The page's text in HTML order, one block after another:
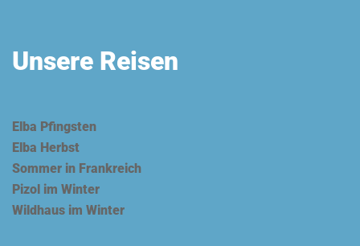
Unsere Reisen
Elba Pfingsten
Elba Herbst
Sommer in Frankreich
Pizol im Winter
Wildhaus im Winter